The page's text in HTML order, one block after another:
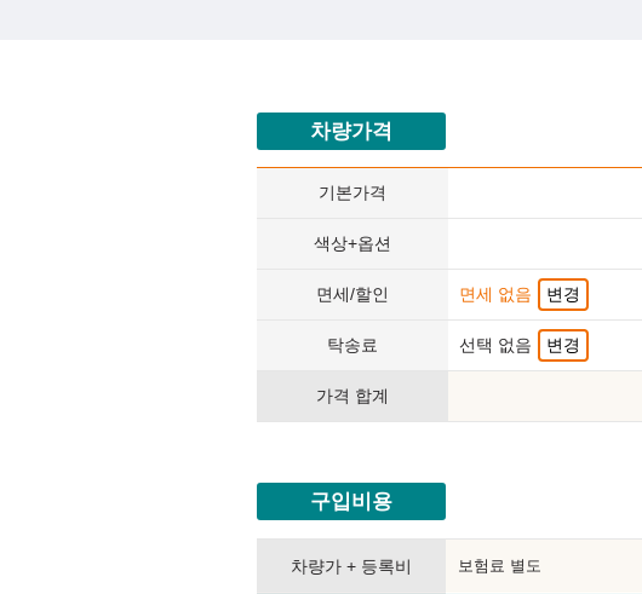
차량가격
기본가격
색상+옵션
면세/할인 면세 없음 변경
탁송료 선택 없음 변경
가격 합계
구입비용
차량가 + 등록비 보험료 별도